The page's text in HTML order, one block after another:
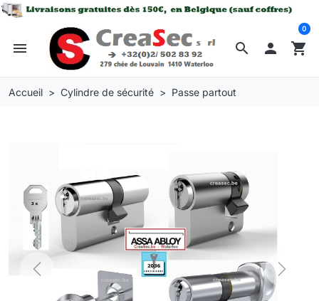
search
menu  shopping_cart
0
Accueil Cylindre de sécurité Passe partout
Previous Next